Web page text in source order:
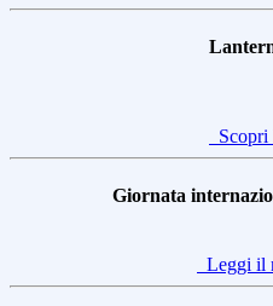
Scopri
Giornata
Leggi il